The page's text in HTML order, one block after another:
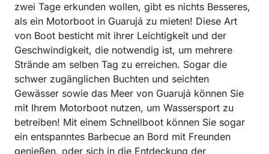
zwei Tage erkunden wollen, gibt es nichts Besseres,
als ein Motorboot in Guarujá zu mieten! Diese Art
von Boot besticht mit ihrer Leichtigkeit und der
Geschwindigkeit, die notwendig ist, um mehrere
Strände am selben Tag zu erreichen. Sogar die
schwer zugänglichen Buchten und seichten
Gewässer sowie das Meer von Guarujá können Sie
mit Ihrem Motorboot nutzen, um Wassersport zu
betreiben! Mit einem Schnellboot können Sie sogar
ein entspanntes Barbecue an Bord mit Freunden
genießen, oder sich in die Entdeckung der